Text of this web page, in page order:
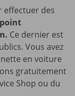
effectuer des
Ce dernier est
Vous avez
en voiture
gratuitement
Shop ou du